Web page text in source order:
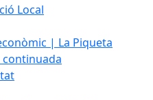
Local
| La Piqueta
continuada